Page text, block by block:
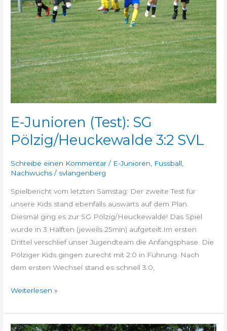
E-Junioren (Test): SG
Pölzig/Heuckewalde 3:2 SVL
Schreibe einen Kommentar / E-Junioren, Fussball,
Nachwuchs / svlangenberg
Spielbericht vom letzten Samstag: Der zweite Test für
unsere Kids stand ebenfalls auswärts auf dem Plan.
Diesmal ging es zur SG Pölzig/Heuckewalde! Das Spiel
wurde in 3 Hälften (jeweils 25min) aufgeteilt.Im ersten
Drittel verschlief unser Jugendteam die Anfangsphase. Die
Pölziger Kids gingen zurecht mit 2:0 in Führung. Nach
dem ersten Wechsel stand es schnell 3:0,
Pölzig/Heuckewalde
3:2
SVL
Weiterlesen »